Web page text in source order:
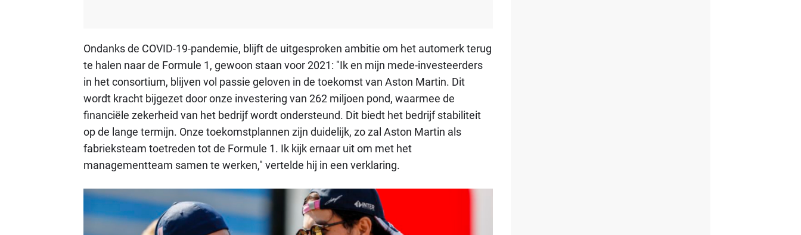
Ondanks de COVID-19-pandemie, blijft de uitgesproken ambitie om het automerk terug
te halen naar de Formule 1, gewoon staan voor 2021: "Ik en mijn mede-investeerders
in het consortium, blijven vol passie geloven in de toekomst van Aston Martin. Dit
wordt kracht bijgezet door onze investering van 262 miljoen pond, waarmee de
financiële zekerheid van het bedrijf wordt ondersteund. Dit biedt het bedrijf stabiliteit
op de lange termijn. Onze toekomstplannen zijn duidelijk, zo zal Aston Martin als
fabrieksteam toetreden tot de Formule 1. Ik kijk ernaar uit om met het
managementteam samen te werken," vertelde hij in een verklaring.